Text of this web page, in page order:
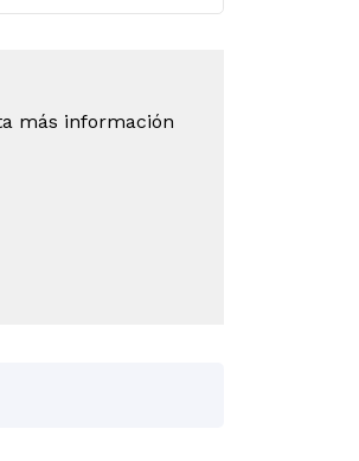
más información